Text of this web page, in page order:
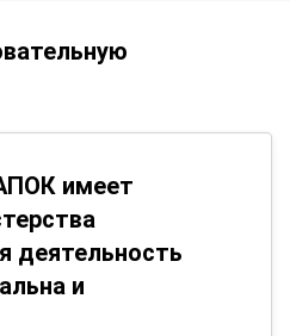
имеет
деятельность
и